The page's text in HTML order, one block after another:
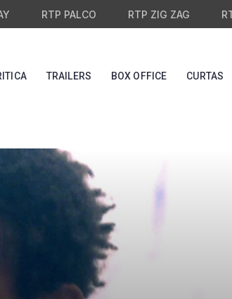
RTP PALCO RTP ZIG ZAG
TRAILERS BOX OFFICE CURTAS